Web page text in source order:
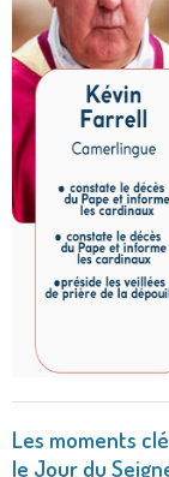
Les moments
le Jour du